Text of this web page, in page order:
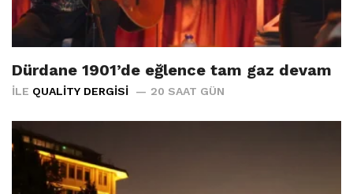
Dürdane 1901’de eğlence tam gaz devam
İLE QUALITY DERGISI 20 SAAT GÜN